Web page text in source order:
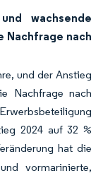
wachsende
Nachfrage nach
und der Anstieg
Nachfrage nach
2024 auf 32 %
hat die
vormarinierte,